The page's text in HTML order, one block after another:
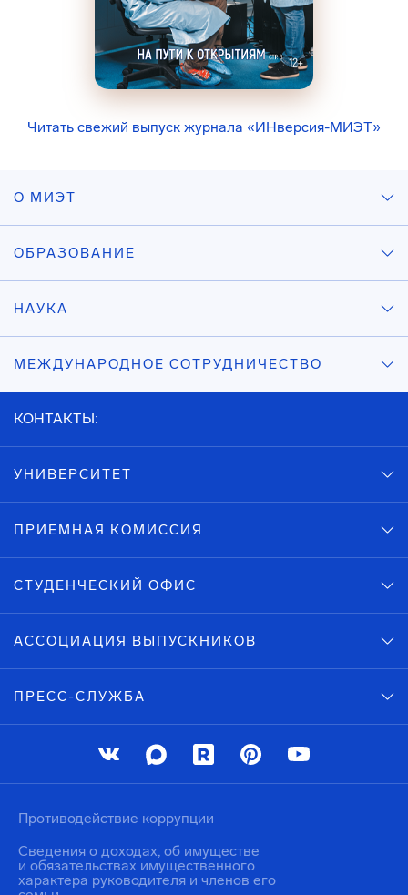
Читать свежий выпуск журнала «ИНверсия-МИЭТ»
О МИЭТ
ОБРАЗОВАНИЕ
НАУКА
МЕЖДУНАРОДНОЕ СОТРУДНИЧЕСТВО
КОНТАКТЫ:
УНИВЕРСИТЕТ
ПРИЕМНАЯ КОМИССИЯ
СТУДЕНЧЕСКИЙ ОФИС
АССОЦИАЦИЯ ВЫПУСКНИКОВ
ПРЕСС-СЛУЖБА
Противодействие коррупции
Сведения о доходах, об имуществе
и обязательствах имущественного
характера руководителя и членов его